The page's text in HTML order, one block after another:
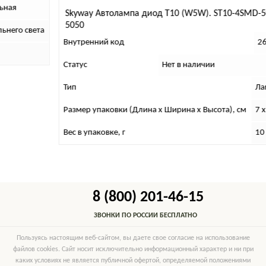
света
Skyway Автолампа диод T10 (W5W). ST10-4SMD-
5050
Внутренний код
Статус Нет в наличии
Тип
Размер упаковки (Длина х Ширина х Высота), см 7
Вес в упаковке, г 10
8 (800) 201-46-15
ЗВОНКИ ПО РОССИИ БЕСПЛАТНО
Пользуясь настоящим веб-сайтом, вы даете свое согласие на использование
файлов cookies. Сайт носит исключительно информационный характер и ни при
каких условиях не является публичной офертой, определяемой положениями